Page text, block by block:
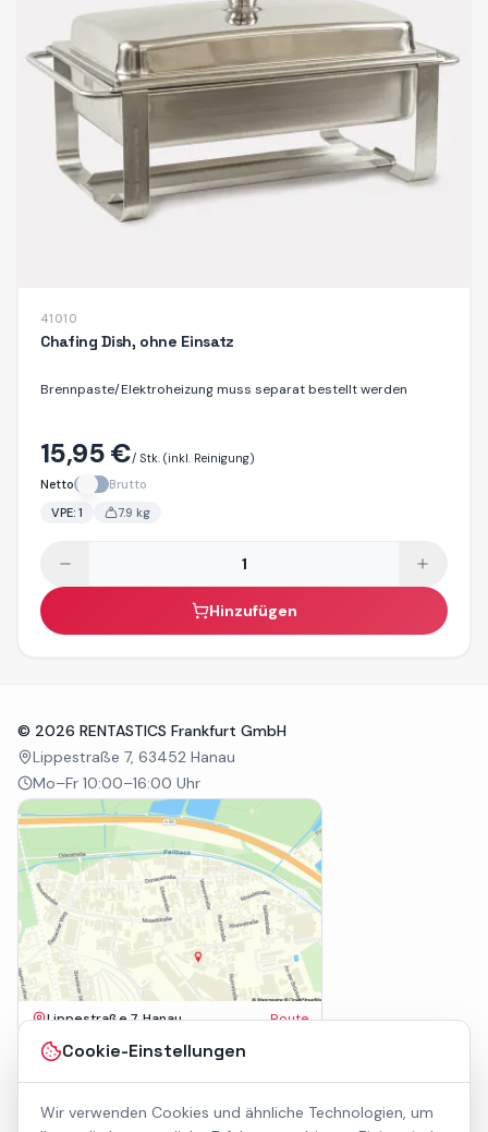
Cookie-Einstellungen
Wir verwenden Cookies und ähnliche Technologien, um
41010
Chafing Dish, ohne Einsatz
Brennpaste/Elektroheizung muss separat bestellt werden
15,95 €/ Stk. (inkl. Reinigung)
Netto
Brutto
VPE: 1 7.9 kg
Hinzufügen
© 2026 RENTASTICS Frankfurt GmbH
Lippestraße 7, 63452 Hanau
Mo–Fr 10:00–16:00 Uhr
Lippestraße 7, Hanau Route
Impressum
Barrierefreiheit